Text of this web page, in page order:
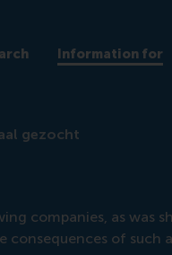
Information for
gezocht
companies, as was
consequences of such